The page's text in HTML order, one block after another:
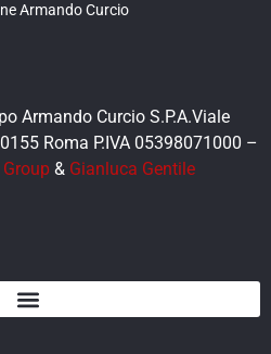
Armando Curcio
Armando Curcio S.P.A.Viale
Roma P.IVA 05398071000 –
Group & Gianluca Gentile